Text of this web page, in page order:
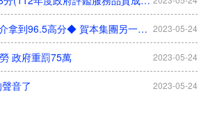
2023-05-24
分◆ 賀本集團另一公司 力眾國際事業有限公司
2023-05-24
政府重罰75萬
2023-05-24
音了